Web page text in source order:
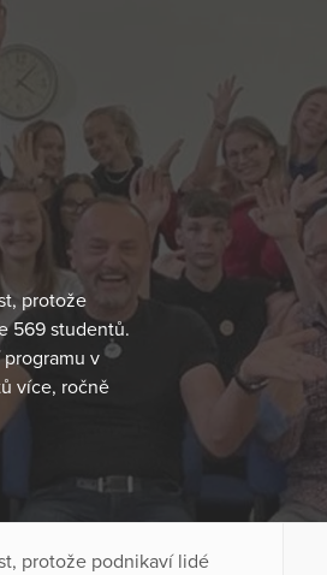
protože
569 studentů.
v
více, ročně
protože podnikaví lidé